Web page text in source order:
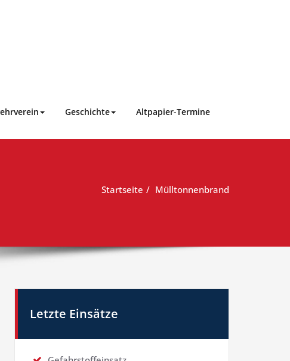
Geschichte Altpapier-Termine
Startseite Mülltonnenbrand
Letzte Einsätze